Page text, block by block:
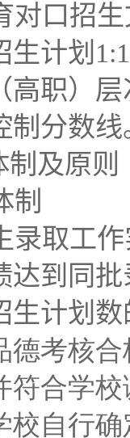
口招生
生计划 1
高职）
制分数线
及原则
制
取工作
达到同
生计划数
德考核
符合学
校自行